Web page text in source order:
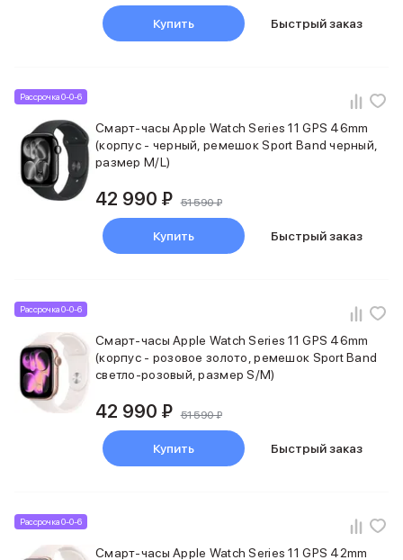
iPad Air 10.9″
iPad
iPad 2048 Gb
iPad 1024 Gb
iPad 512 Gb
iPad 128 Gb
Аксессуары для iPad
Чехлы для iPad
Внешние аккумуляторы
Клавиатуры для iPad
Стилусы
Баннер ПВЗ
Баннер гарантия
Баннер доставка
MacBook Pro M5
Купить Быстрый заказ
Рассрочка 0-0-6
Смарт-часы Apple Watch Series 11 GPS 46mm
(корпус - черный, ремешок Sport Band черный,
размер M/L)
42 990 ₽ 51 590 ₽
Купить Быстрый заказ
Рассрочка 0-0-6
Смарт-часы Apple Watch Series 11 GPS 46mm
(корпус - розовое золото, ремешок Sport Band
светло-розовый, размер S/M)
42 990 ₽ 51 590 ₽
Купить Быстрый заказ
Рассрочка 0-0-6
Смарт-часы Apple Watch Series 11 GPS 42mm